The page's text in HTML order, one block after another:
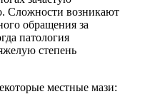
Сложности возникают
обращения за
патология
степень
местные мази: